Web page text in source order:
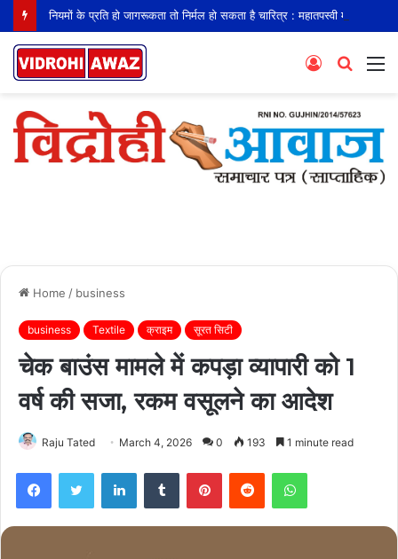
Search
Log
Home / business
business Textile क्राइम सूरत सिटी
चेक बाउंस मामले में कपड़ा व्यापारी को 1
वर्ष की सजा, रकम वसूलने का आदेश
Raju Tated March 4, 2026 0 193 1 minute read
FacebookTwitter LinkedInTumblr PinterestReddit WhatsApp